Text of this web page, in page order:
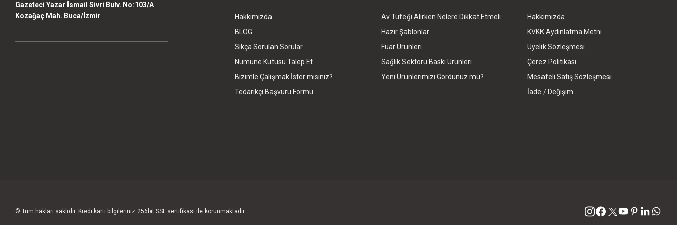
Gazeteci Yazar İsmail Sivri Bulv. No:103/A
Kozağaç Mah. Buca/İzmir
Hakkımızda
BLOG
Sıkça Sorulan Sorular
Numune Kutusu Talep Et
Bizimle Çalışmak İster misiniz?
Tedarikçi Başvuru Formu
Av Tüfeği Alırken Nelere Dikkat Etmeli
Hazır Şablonlar
Fuar Ürünleri
Sağlık Sektörü Baskı Ürünleri
Yeni Ürünlerimizi Gördünüz mü?
Hakkımızda
KVKK Aydınlatma Metni
Üyelik Sözleşmesi
Çerez Politikası
Mesafeli Satış Sözleşmesi
İade / Değişim
© Tüm hakları saklıdır. Kredi kartı bilgileriniz 256bit SSL sertifikası ile korunmaktadır.